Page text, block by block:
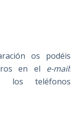
os podéis
en el e-mail:
teléfonos